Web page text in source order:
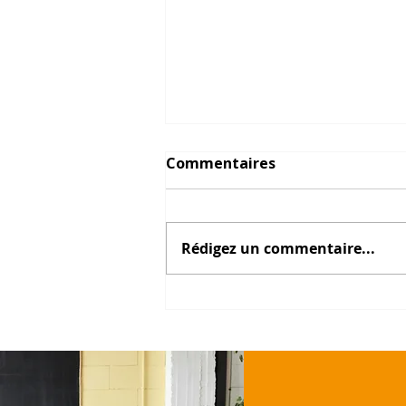
structuré leur projet
industriel ?
Commentaires
Rédigez un commentaire...